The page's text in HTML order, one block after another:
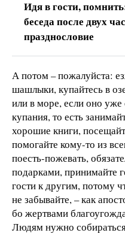
Идя в гости,
беседа после двух
празднословие
А потом – пожалуйста:
шашлыки, купайтесь в
или в море, если оно уже
купания, то есть
хорошие книги,
помогайте кому-то из
поесть-пожевать,
подарками, принимайте
гости к другим, потому
не забывайте, – как
бо жертвами
Людям нужно